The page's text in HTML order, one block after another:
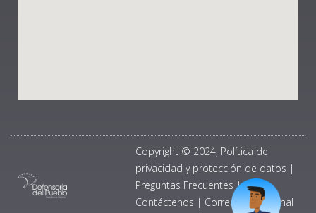
Copyright © 2024, Política de
privacidad y protección de datos |
Preguntas Frecuentes |
Contáctenos | Correo Institucional